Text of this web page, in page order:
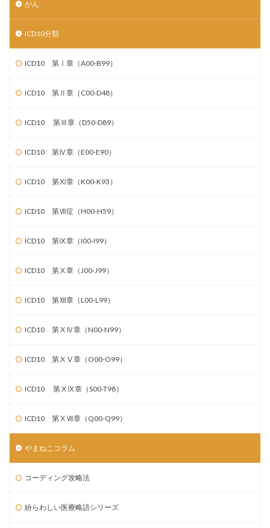
がん
ICD10分類
ICD10 第Ⅰ章（A00-B99）
ICD10 第Ⅱ章（C00-D48）
ICD10 第Ⅲ章（D50-D89）
ICD10 第Ⅳ章（E00-E90）
ICD10 第Ⅺ章（K00-K93）
ICD10 第Ⅶ症（H00-H59）
ICD10 第Ⅸ章（I00-I99）
ICD10 第Ⅹ章（J00-J99）
ICD10 第Ⅻ章（L00-L99）
ICD10 第ⅩⅣ章（N00-N99）
ICD10 第ⅩⅤ章（O00-O99）
ICD10 第ⅩⅨ章（S00-T98）
ICD10 第ⅩⅦ章（Q00-Q99）
やまねこコラム
コーディング攻略法
紛らわしい医療略語シリーズ